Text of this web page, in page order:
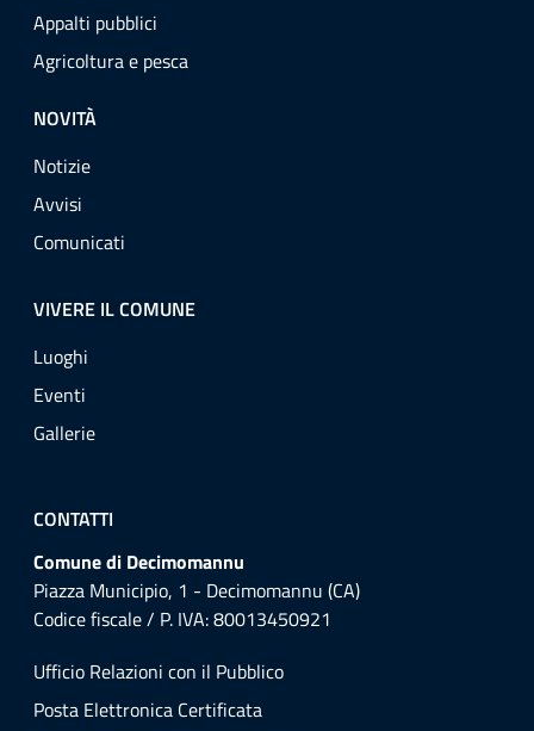
Appalti pubblici
Agricoltura e pesca
NOVITÀ
Notizie
Avvisi
Comunicati
VIVERE IL COMUNE
Luoghi
Eventi
Gallerie
CONTATTI
Comune di Decimomannu
Piazza Municipio, 1 - Decimomannu (CA)
Codice fiscale / P. IVA: 80013450921
Ufficio Relazioni con il Pubblico
Posta Elettronica Certificata